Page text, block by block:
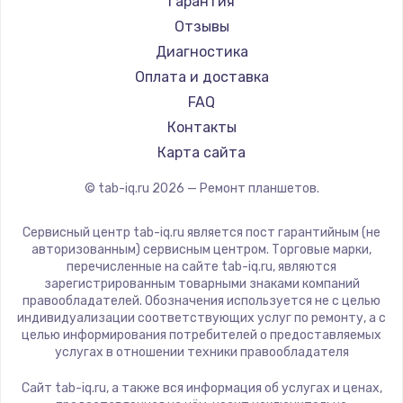
Заказать
Замена шим-контроллера
3900 руб.
Заказать
Заказать
Ремонт петель крышки
1195 руб.
Заказать
Замена динамиков
Aquarius
Philips
Dell
HP
Getac
ZTE
CHUWI
Отзывы
Диагностика
Оплата и доставка
FAQ
Контакты
Карта сайта
© tab-iq.ru 2026 — Ремонт планшетов.
Сервисный центр tab-iq.ru является пост гарантийным (не
авторизованным) сервисным центром. Торговые марки,
перечисленные на сайте tab-iq.ru, являются
зарегистрированным товарными знаками компаний
правообладателей. Обозначения используется не с целью
индивидуализации соответствующих услуг по ремонту, а с
целью информирования потребителей о предоставляемых
услугах в отношении техники правообладателя
Сайт tab-iq.ru, а также вся информация об услугах и ценах,